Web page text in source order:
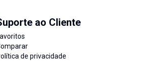
ao Cliente
de privacidade